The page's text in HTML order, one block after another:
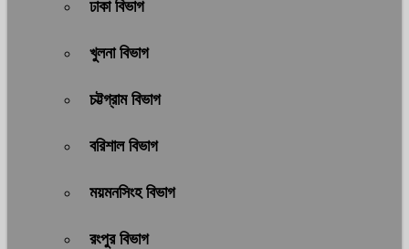
ঢাকা বিভাগ
খুলনা বিভাগ
চট্টগ্রাম বিভাগ
বরিশাল বিভাগ
ময়মনসিংহ বিভাগ
রংপুর বিভাগ